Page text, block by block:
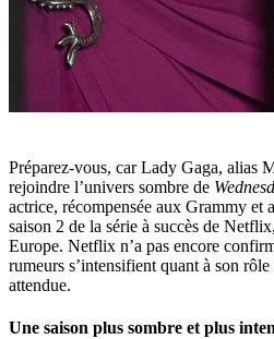
Préparez-vous, car Lady Gaga, alias
rejoindre l’univers sombre de
actrice, récompensée aux Grammy et
saison 2 de la série à succès de
Europe. Netflix n’a pas encore
rumeurs s’intensifient quant à son rôle
attendue.
Une saison plus sombre et plus